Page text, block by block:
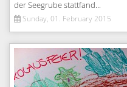
der Seegrube stattfand...
Sunday, 01. February 2015